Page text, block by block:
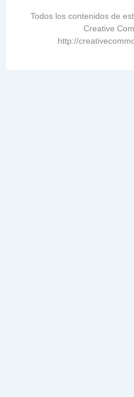
Todos los contenidos de
Creative
http://